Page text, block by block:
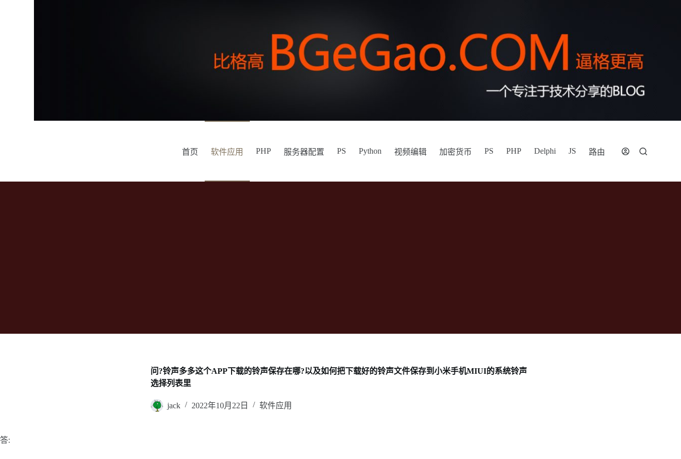
首页 软件应用 PHP 服务器配置 PS Python 视频编辑 加密货币 PS PHP Delphi JS 路由
问?铃声多多这个APP下载的铃声保存在哪?以及如何把下载好的铃声文件保存到小米手机MIUI的系统铃声
选择列表里
jack 2022年10月22日 软件应用
答: